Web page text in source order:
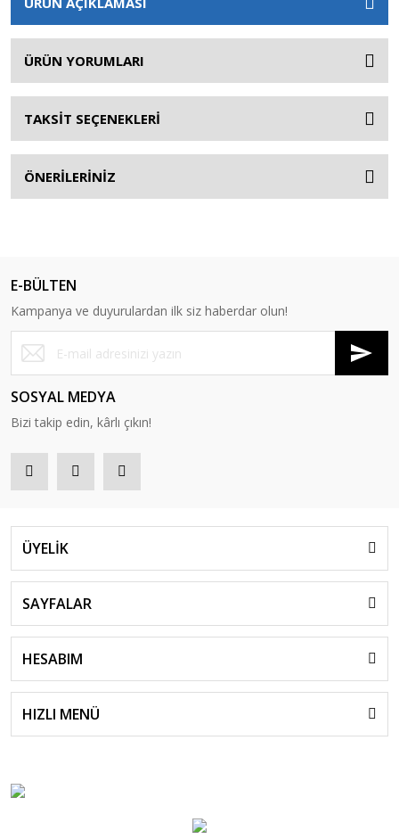
ÜRÜN YORUMLARI
TAKSİT SEÇENEKLERİ
ÖNERİLERİNİZ
E-BÜLTEN
Kampanya ve duyurulardan ilk siz haberdar olun!
SOSYAL MEDYA
Bizi takip edin, kârlı çıkın!
ÜYELİK
SAYFALAR
HESABIM
HIZLI MENÜ